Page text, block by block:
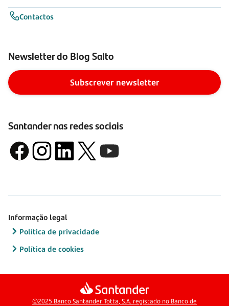
Contactos
Newsletter do Blog Salto
Subscrever newsletter
Santander nas redes sociais
Informação legal
Política de privacidade
Política de cookies
©2025 Banco Santander Totta, S.A. registado no Banco de